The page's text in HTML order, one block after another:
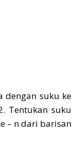
dengan suku ke
Tentukan suku
– n dari barisan